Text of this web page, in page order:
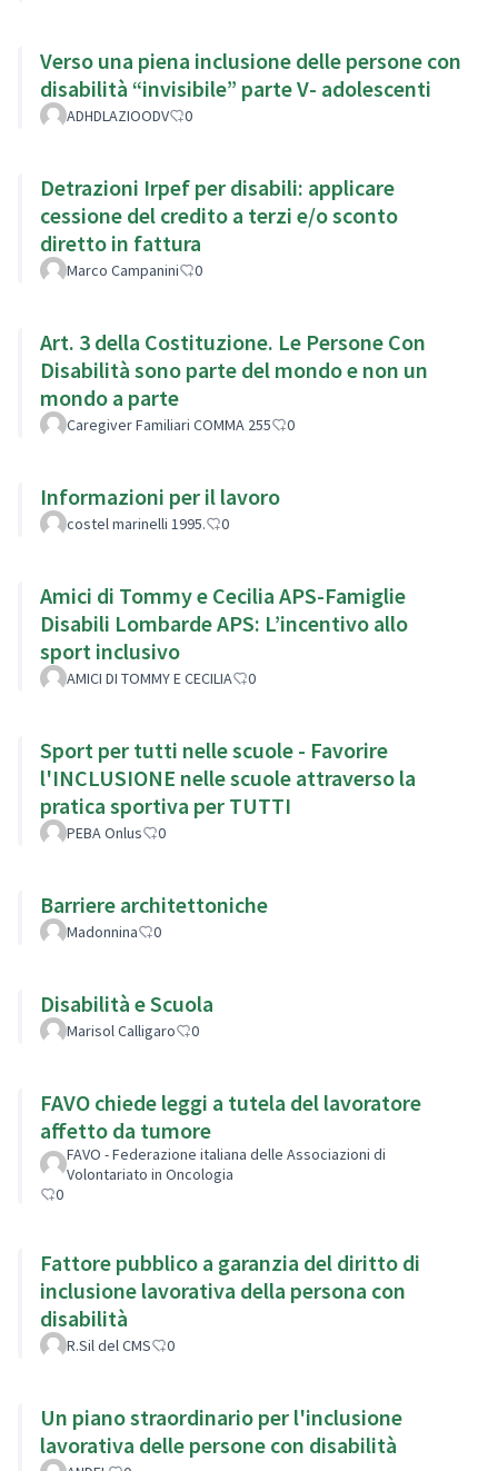
Verso una piena inclusione delle persone con
disabilità “invisibile” parte V- adolescenti
ADHDLAZIOODV 0
Detrazioni Irpef per disabili: applicare
cessione del credito a terzi e/o sconto
diretto in fattura
Marco Campanini 0
Art. 3 della Costituzione. Le Persone Con
Disabilità sono parte del mondo e non un
mondo a parte
Caregiver Familiari COMMA 255 0
Informazioni per il lavoro
costel marinelli 1995. 0
Amici di Tommy e Cecilia APS-Famiglie
Disabili Lombarde APS: L’incentivo allo
sport inclusivo
AMICI DI TOMMY E CECILIA 0
Sport per tutti nelle scuole - Favorire
l'INCLUSIONE nelle scuole attraverso la
pratica sportiva per TUTTI
PEBA Onlus 0
Barriere architettoniche
Madonnina 0
Disabilità e Scuola
Marisol Calligaro 0
FAVO chiede leggi a tutela del lavoratore
affetto da tumore
FAVO - Federazione italiana delle Associazioni di
Volontariato in Oncologia
0
Fattore pubblico a garanzia del diritto di
inclusione lavorativa della persona con
disabilità
R.Sil del CMS 0
Un piano straordinario per l'inclusione
lavorativa delle persone con disabilità